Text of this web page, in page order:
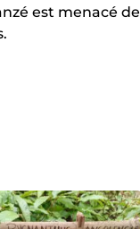
est menacé